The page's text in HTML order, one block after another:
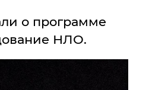
о программе
НЛО.